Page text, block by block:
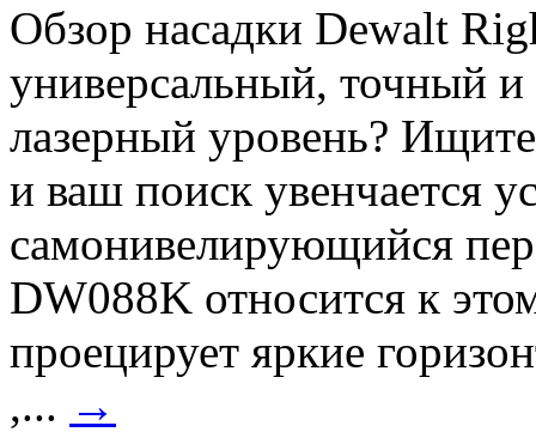
Обзор насадки Dewalt
универсальный, точный и
лазерный уровень?
и ваш поиск увенчается
самонивелирующийся
DW088K относится к
проецирует яркие
,... →